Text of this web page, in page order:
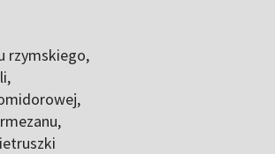
rzymskiego,